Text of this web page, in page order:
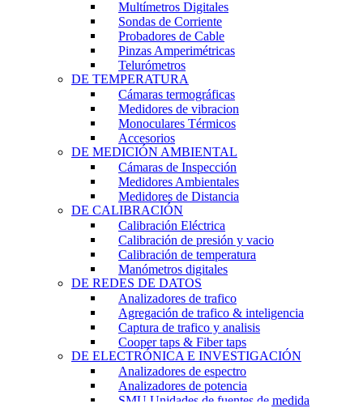
Multímetros Digitales
Sondas de Corriente
Probadores de Cable
Pinzas Amperimétricas
Telurómetros
DE TEMPERATURA
Cámaras termográficas
Medidores de vibracion
Monoculares Térmicos
Accesorios
DE MEDICIÓN AMBIENTAL
Cámaras de Inspección
Medidores Ambientales
Medidores de Distancia
DE CALIBRACIÓN
Calibración Eléctrica
Calibración de presión y vacio
Calibración de temperatura
Manómetros digitales
DE REDES DE DATOS
Analizadores de trafico
Agregación de trafico & inteligencia
Captura de trafico y analisis
Cooper taps & Fiber taps
DE ELECTRÓNICA E INVESTIGACIÓN
Analizadores de espectro
Analizadores de potencia
SMU Unidades de fuentes de medida